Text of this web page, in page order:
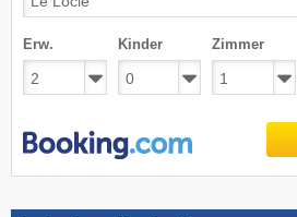
Erw. Kinder Zimmer